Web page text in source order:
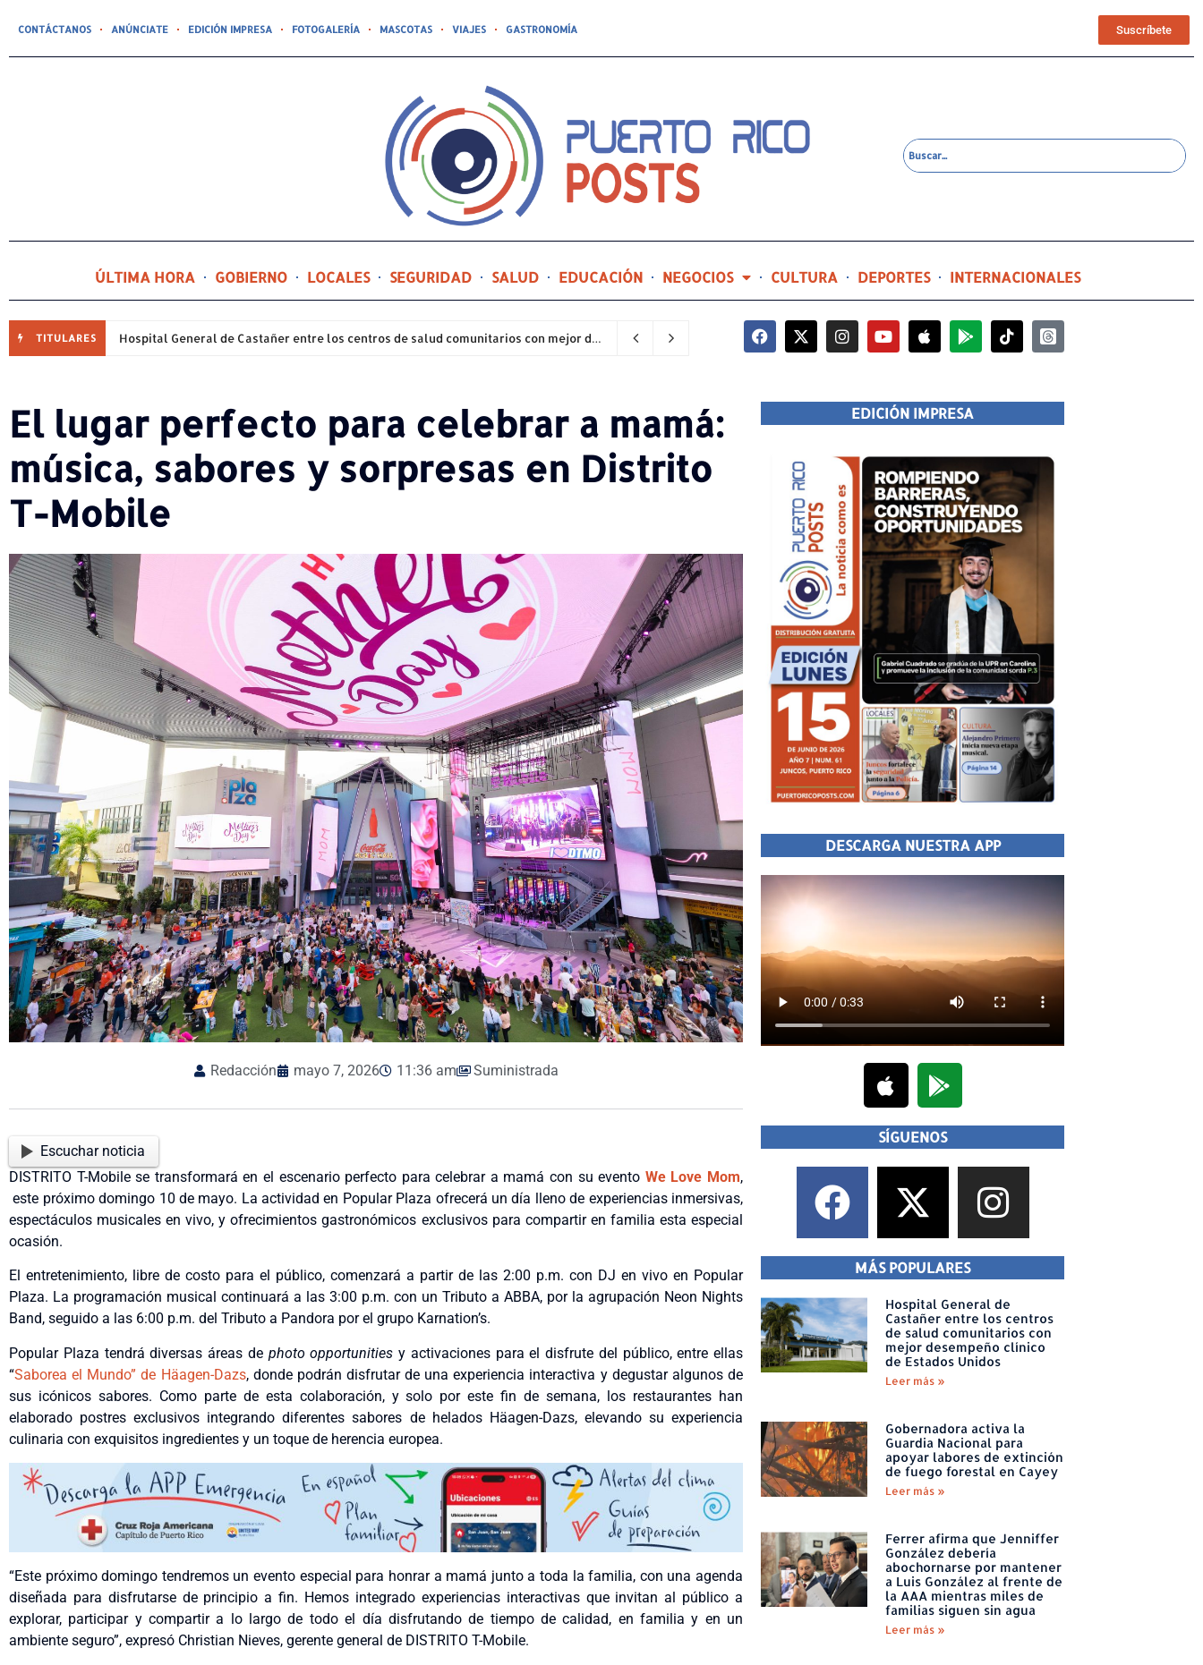
CONTÁCTANOS ANÚNCIATE EDICIÓN IMPRESA FOTOGALERÍA MASCOTAS VIAJES GASTRONOMÍA Suscríbete
ÚLTIMA HORA GOBIERNO LOCALES SEGURIDAD SALUD EDUCACIÓN NEGOCIOS CULTURA DEPORTES INTERNACIONALES
TITULARES Hospital General de Castañer entre los centros de salud comunitarios con mejor desempeño clínico de Estados Unidos 2 días ago
El lugar perfecto para celebrar a mamá:
música, sabores y sorpresas en Distrito
T-Mobile
Redacción mayo 7, 2026 11:36 am Suministrada
Escuchar noticia
DISTRITO T-Mobile se transformará en el escenario perfecto para celebrar a mamá con su evento We Love Mom,
este próximo domingo 10 de mayo. La actividad en Popular Plaza ofrecerá un día lleno de experiencias inmersivas,
espectáculos musicales en vivo, y ofrecimientos gastronómicos exclusivos para compartir en familia esta especial
ocasión.
El entretenimiento, libre de costo para el público, comenzará a partir de las 2:00 p.m. con DJ en vivo en Popular
Plaza. La programación musical continuará a las 3:00 p.m. con un Tributo a ABBA, por la agrupación Neon Nights
Band, seguido a las 6:00 p.m. del Tributo a Pandora por el grupo Karnation’s.
Popular Plaza tendrá diversas áreas de photo opportunities y activaciones para el disfrute del público, entre ellas
“Saborea el Mundo” de Häagen-Dazs, donde podrán disfrutar de una experiencia interactiva y degustar algunos de
sus icónicos sabores. Como parte de esta colaboración, y solo por este fin de semana, los restaurantes han
elaborado postres exclusivos integrando diferentes sabores de helados Häagen-Dazs, elevando su experiencia
culinaria con exquisitos ingredientes y un toque de herencia europea.
“Este próximo domingo tendremos un evento especial para honrar a mamá junto a toda la familia, con una agenda
diseñada para disfrutarse de principio a fin. Hemos integrado experiencias interactivas que invitan al público a
explorar, participar y compartir a lo largo de todo el día disfrutando de tiempo de calidad, en familia y en un
ambiente seguro”, expresó Christian Nieves, gerente general de DISTRITO T-Mobile.
EDICIÓN IMPRESA
DESCARGA NUESTRA APP
SÍGUENOS
MÁS POPULARES
Hospital General de
Castañer entre los centros
de salud comunitarios con
mejor desempeño clínico
de Estados Unidos
Leer más »
Gobernadora activa la
Guardia Nacional para
apoyar labores de extinción
de fuego forestal en Cayey
Leer más »
Ferrer afirma que Jenniffer
González debería
abochornarse por mantener
a Luis González al frente de
la AAA mientras miles de
familias siguen sin agua
Leer más »